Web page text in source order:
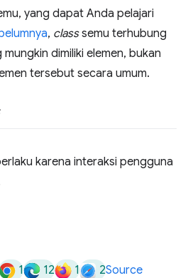
yang dapat Anda pelajari
, classsemu terhubung
dimiliki elemen, bukan
tersebut secara umum.
karena interaksi pengguna
1 12 1 2Source